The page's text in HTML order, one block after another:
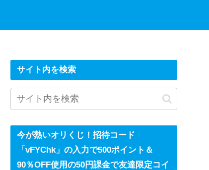
サイト内を検索
今が熱いオリくじ！招待コード
「vFYChk」の入力で500ポイント＆
90％OFF使用の50円課金で友達限定コイ